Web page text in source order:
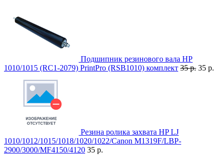
Подшипник резинового вала HP
1010/1015 (RC1-2079) PrintPro (RSB1010) комплект 35 р. 35 р.
Резина ролика захвата HP LJ
1010/1012/1015/1018/1020/1022/Canon M1319F/LBP-
2900/3000/MF4150/4120 35 р.